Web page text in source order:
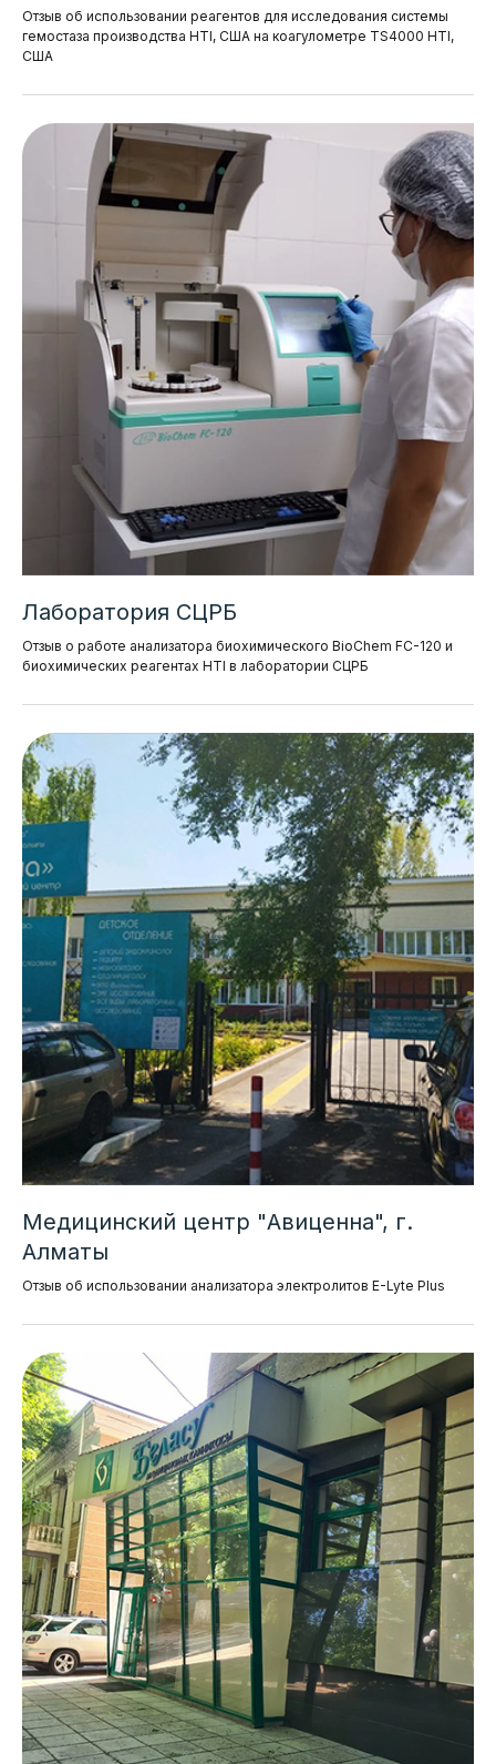
Отзыв об использовании реагентов для исследования системы
гемостаза производства HTI, США на коагулометре TS4000 HTI,
США
Лаборатория СЦРБ
Отзыв о работе анализатора биохимического BioChem FC-120 и
биохимических реагентах HTI в лаборатории СЦРБ
Медицинский центр "Авиценна", г.
Алматы
Отзыв об использовании анализатора электролитов E-Lyte Plus